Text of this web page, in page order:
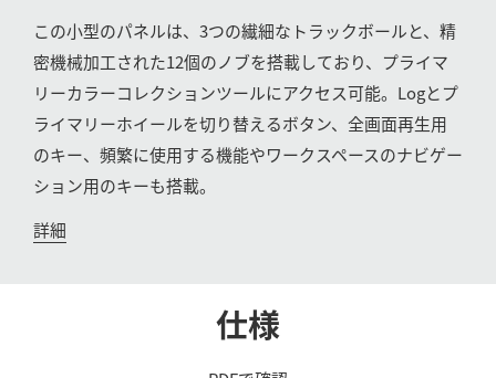
UAE
Ukraine
United Kingdom
United States
この小型のパネルは、3つの繊細なトラックボールと、精
密機械加工された12個のノブを搭載しており、プライマ
リーカラーコレクションツールにアクセス可能。Logとプ
ライマリーホイールを切り替えるボタン、全画面再生用
のキー、頻繁に使用する機能やワークスペースのナビゲー
ション用のキーも搭載。
詳細
仕様